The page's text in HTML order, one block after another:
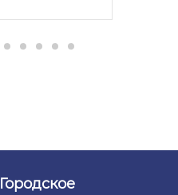
Городское